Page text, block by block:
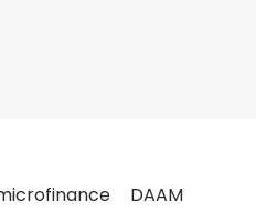
DAAM